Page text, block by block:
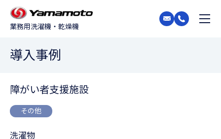
業務用洗濯機・乾燥機
導入事例
障がい者支援施設
その他
洗濯物